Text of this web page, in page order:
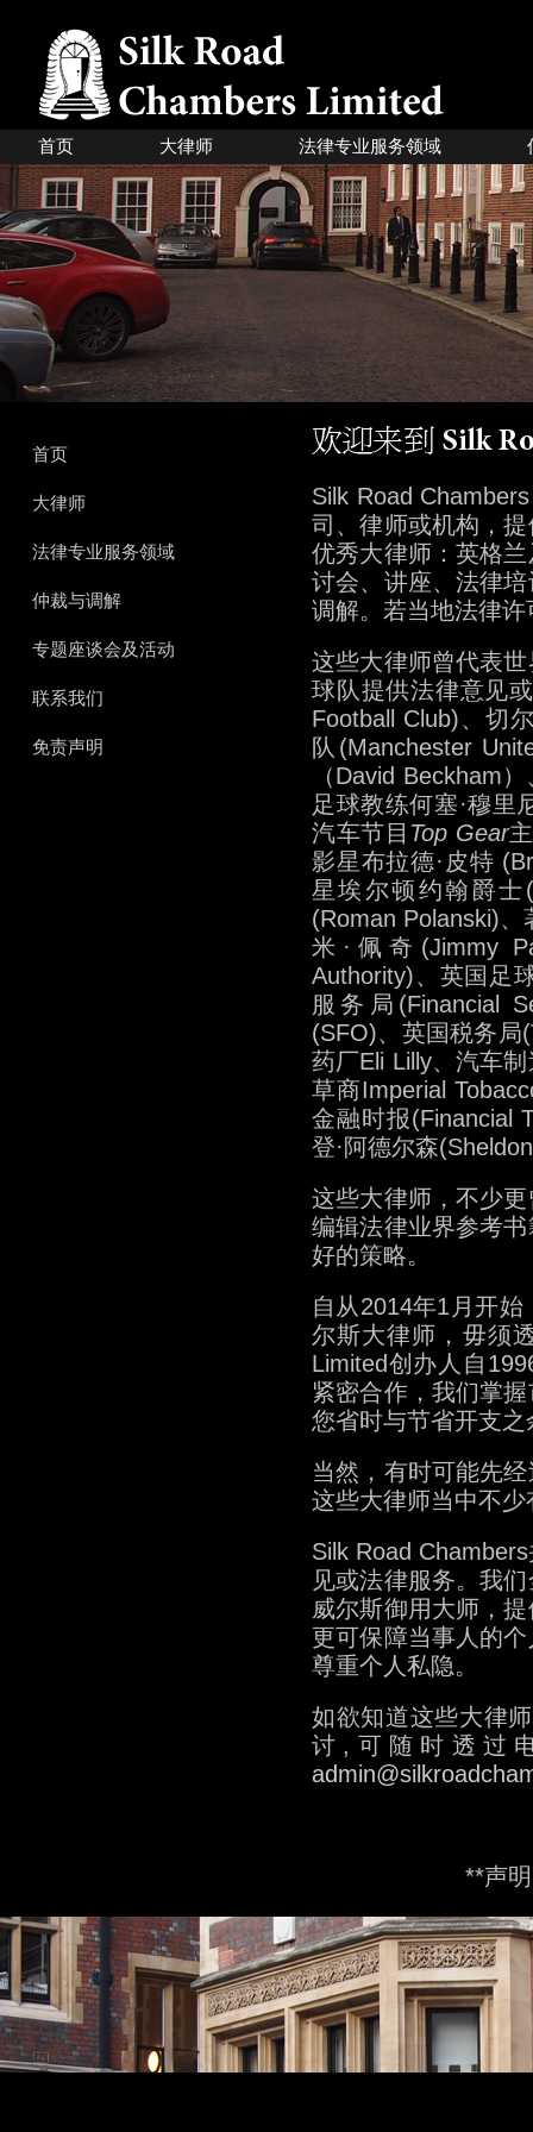
首页 大律师 法律专业服务领域
首页
大律师
法律专业服务领域
仲裁与调解
专题座谈会及活动
联系我们
免责声明
Silk Road
司、律师或机构，
优秀大律师：英格
讨会、讲座、法律
调解。若当地法律
这些大律师曾代表
球队提供法律意见
Football Club)、切
队(Manchester
（David Beckham
足球教练何塞·穆里
汽车节目 Top Gear
影星布拉德·皮特
星埃尔顿约翰爵士
(Roman Polanski)
米·佩奇(Jimmy
Authority)、英国足
服务局(Financial
(SFO)、英国税务局
药厂Eli Lilly、汽车
草商Imperial
金融时报(Financial
登·阿德尔森
这些大律师，不少
编辑法律业界参考
好的策略。
自从2014年1月开
尔斯大律师，毋须
Limited创办人自
紧密合作，我们掌
您省时与节省开支
当然，有时可能先
这些大律师当中不
Silk Road
见或法律服务。我
威尔斯御用大师，
更可保障当事人的
尊重个人私隐。
如欲知道这些大律
讨,可随时透过
**声